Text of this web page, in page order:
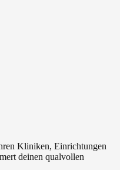
Kliniken, Einrichtungen
deinen qualvollen